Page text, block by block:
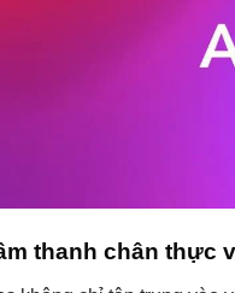
thanh chân thực